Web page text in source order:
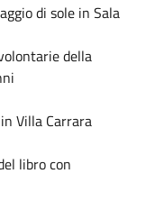
di sole in Sala
della
Villa Carrara
libro con